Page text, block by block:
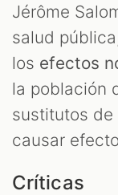
Jérôme
salud
los efectos
la población
sustitutos de
causar
Críticas